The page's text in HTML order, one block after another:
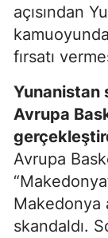
açısından
fırsatı
Yunanistan
Avrupa
Avrupa
Makedonya
skandaldı.